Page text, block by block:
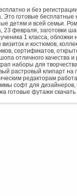
и без
готовые бесплатные
детям и всей семьи.
23 февраля, заготовки
1 класса,
и костюмов,
сертификатов,
отличного
наборы для
растровый клипарт
редакторам
софт для дизайнеров,
готовые футажи скачать